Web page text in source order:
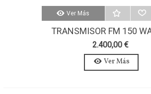
Ver Más
TRANSMISOR FM 150
AXON 150W-ESTEREO-
2.400,00 €
Ver Más